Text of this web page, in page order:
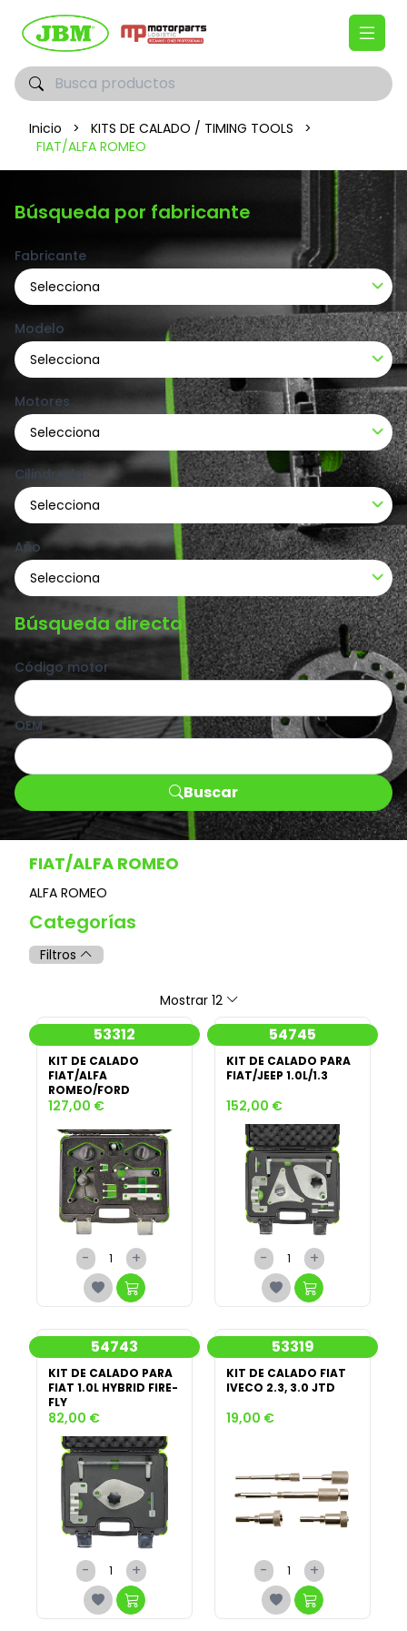
Inicio > KITS DE CALADO / TIMING TOOLS
>
FIAT/ALFA ROMEO
Búsqueda por fabricante
Fabricante
Selecciona
Modelo
Selecciona
Motores
Selecciona
Cilindrada
Selecciona
Año
Selecciona
Búsqueda directa
Código motor
OEM
Buscar
FIAT/ALFA ROMEO
ALFA ROMEO
Categorías
Filtros
Mostrar 12
53312
KIT DE CALADO
FIAT/ALFA
ROMEO/FORD
127,00 €
- +
54745
KIT DE CALADO PARA
FIAT/JEEP 1.0L/1.3
152,00 €
- +
54743
KIT DE CALADO PARA
FIAT 1.0L HYBRID FIRE-
FLY
82,00 €
- +
53319
KIT DE CALADO FIAT
IVECO 2.3, 3.0 JTD
19,00 €
- +